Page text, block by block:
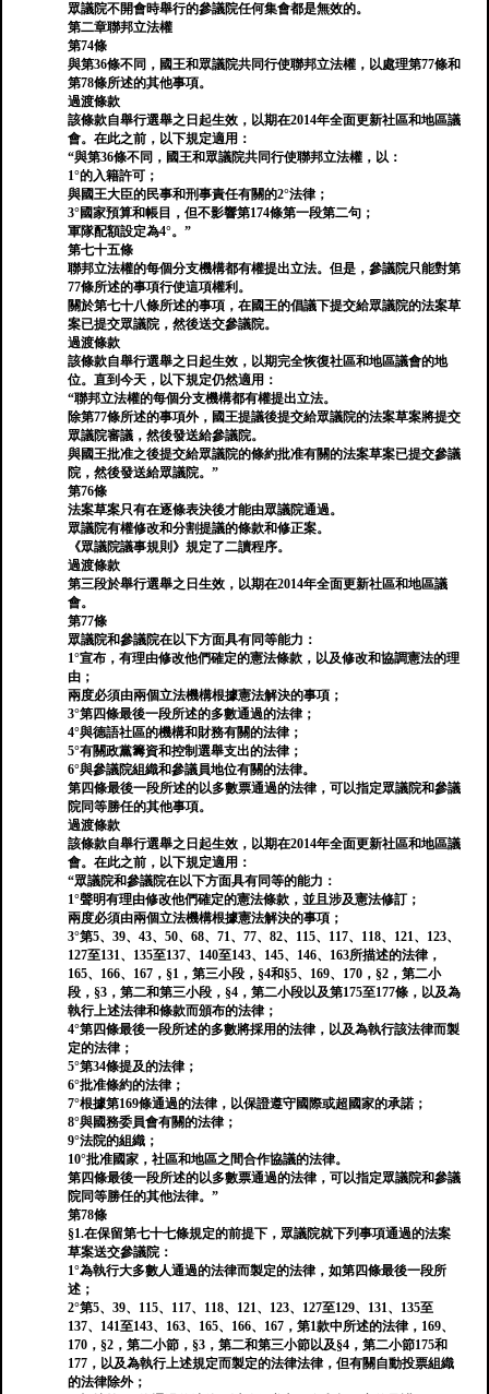
眾議院不開會時舉行的參議院任何集會都是無效的。
第二章聯邦立法權
第74條
與第36條不同，國王和眾議院共同行使聯邦立法權，以處理第77條和
第78條所述的其他事項。
過渡條款
該條款自舉行選舉之日起生效，以期在2014年全面更新社區和地區議
會。在此之前，以下規定適用：
“與第36條不同，國王和眾議院共同行使聯邦立法權，以：
1°的入籍許可；
與國王大臣的民事和刑事責任有關的2°法律；
3°國家預算和帳目，但不影響第174條第一段第二句；
軍隊配額設定為4°。”
第七十五條
聯邦立法權的每個分支機構都有權提出立法。但是，參議院只能對第
77條所述的事項行使這項權利。
關於第七十八條所述的事項，在國王的倡議下提交給眾議院的法案草
案已提交眾議院，然後送交參議院。
過渡條款
該條款自舉行選舉之日起生效，以期完全恢復社區和地區議會的地
位。直到今天，以下規定仍然適用：
“聯邦立法權的每個分支機構都有權提出立法。
除第77條所述的事項外，國王提議後提交給眾議院的法案草案將提交
眾議院審議，然後發送給參議院。
與國王批准之後提交給眾議院的條約批准有關的法案草案已提交參議
院，然後發送給眾議院。”
第76條
法案草案只有在逐條表決後才能由眾議院通過。
眾議院有權修改和分割提議的條款和修正案。
《眾議院議事規則》規定了二讀程序。
過渡條款
第三段於舉行選舉之日生效，以期在2014年全面更新社區和地區議
會。
第77條
眾議院和參議院在以下方面具有同等能力：
1°宣布，有理由修改他們確定的憲法條款，以及修改和協調憲法的理
由；
兩度必須由兩個立法機構根據憲法解決的事項；
3°第四條最後一段所述的多數通過的法律；
4°與德語社區的機構和財務有關的法律；
5°有關政黨籌資和控制選舉支出的法律；
6°與參議院組織和參議員地位有關的法律。
第四條最後一段所述的以多數票通過的法律，可以指定眾議院和參議
院同等勝任的其他事項。
過渡條款
該條款自舉行選舉之日起生效，以期在2014年全面更新社區和地區議
會。在此之前，以下規定適用：
“眾議院和參議院在以下方面具有同等的能力：
1°聲明有理由修改他們確定的憲法條款，並且涉及憲法修訂；
兩度必須由兩個立法機構根據憲法解決的事項；
3°第5、39、43、50、68、71、77、82、115、117、118、121、123、
127至131、135至137、140至143、145、146、163所描述的法律，
165、166、167，§1，第三小段，§4和§5、169、170，§2，第二小
段，§3，第二和第三小段，§4，第二小段以及第175至177條，以及為
執行上述法律和條款而頒布的法律；
4°第四條最後一段所述的多數將採用的法律，以及為執行該法律而製
定的法律；
5°第34條提及的法律；
6°批准條約的法律；
7°根據第169條通過的法律，以保證遵守國際或超國家的承諾；
8°與國務委員會有關的法律；
9°法院的組織；
10°批准國家，社區和地區之間合作協議的法律。
第四條最後一段所述的以多數票通過的法律，可以指定眾議院和參議
院同等勝任的其他法律。”
第78條
§1.在保留第七十七條規定的前提下，眾議院就下列事項通過的法案
草案送交參議院：
1°為執行大多數人通過的法律而製定的法律，如第四條最後一段所
述；
2°第5、39、115、117、118、121、123、127至129、131、135至
137、141至143、163、165、166、167，第1款中所述的法律，169、
170，§2，第二小節，§3，第二和第三小節以及§4，第二小節175和
177，以及為執行上述規定而製定的法律法律，但有關自動投票組織
的法律除外；